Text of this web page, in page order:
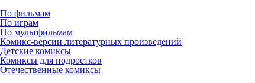
По фильмам
По играм
По мультфильмам
Комикс-версии литературных произведений
Детские комиксы
Комиксы для подростков
Отечественные комиксы